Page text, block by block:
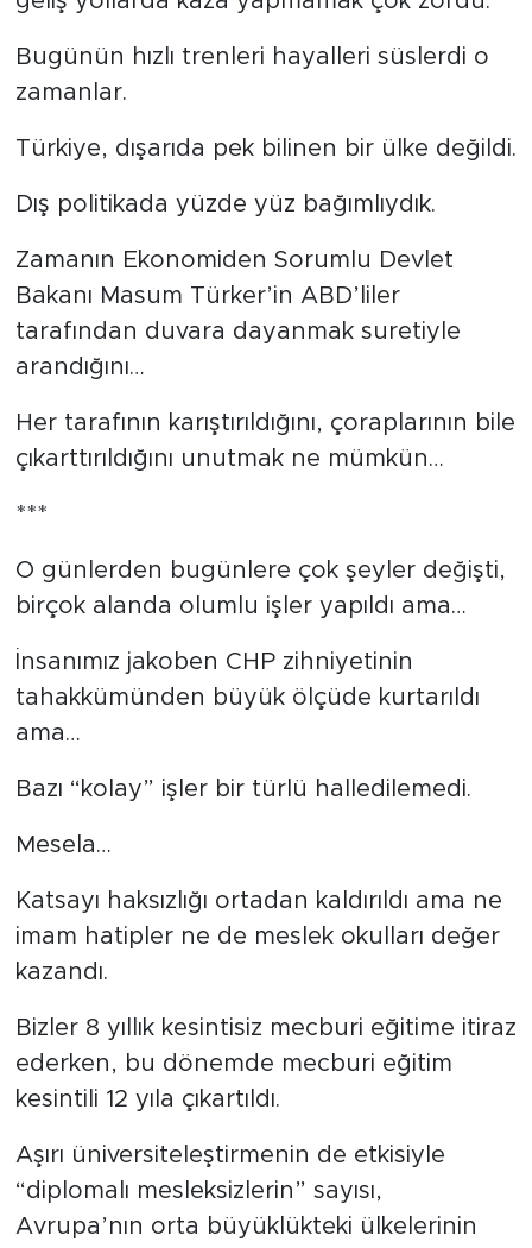
Bugünün hızlı trenleri hayalleri süslerdi o
zamanlar.
Türkiye, dışarıda pek bilinen bir ülke değildi.
Dış politikada yüzde yüz bağımlıydık.
Zamanın Ekonomiden Sorumlu Devlet
Bakanı Masum Türker’in ABD’liler
tarafından duvara dayanmak suretiyle
arandığını…
Her tarafının karıştırıldığını, çoraplarının bile
çıkarttırıldığını unutmak ne mümkün…
***
O günlerden bugünlere çok şeyler değişti,
birçok alanda olumlu işler yapıldı ama…
İnsanımız jakoben CHP zihniyetinin
tahakkümünden büyük ölçüde kurtarıldı
ama…
Bazı “kolay” işler bir türlü halledilemedi.
Mesela…
Katsayı haksızlığı ortadan kaldırıldı ama ne
imam hatipler ne de meslek okulları değer
kazandı.
Bizler 8 yıllık kesintisiz mecburi eğitime itiraz
ederken, bu dönemde mecburi eğitim
kesintili 12 yıla çıkartıldı.
Aşırı üniversiteleştirmenin de etkisiyle
“diplomalı mesleksizlerin” sayısı,
Avrupa’nın orta büyüklükteki ülkelerinin